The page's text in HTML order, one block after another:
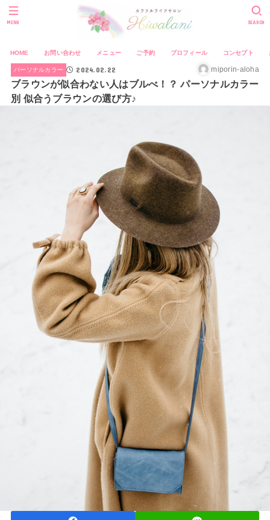
HOME お問い合わせ メニュー ご予約 プロフィール コンセプト
SEARCH
MENU
パーソナルカラー 2024.02.22 miporin-aloha
ブラウンが似合わない人はブルべ！？ パーソナルカラー
別 似合うブラウンの選び方♪